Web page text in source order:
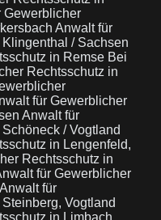
Gewerblicher
Anwalt für
/ Sachsen
in Remse Bei
Rechtsschutz in
für Gewerblicher
Anwalt für
/ Vogtland
in Lengenfeld,
Rechtsschutz in
für Gewerblicher
Anwalt für
Vogtland
in Limbach